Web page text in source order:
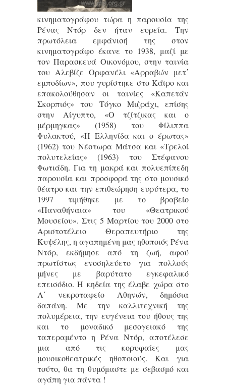
κινηματογράφου τώρα η παρουσία της
Ρένας Ντόρ δεν ήταν ευρεία. Την
πρωτόλεια εμφάνισή της στον
κινηματογράφο έκανε το 1938, μαζί με
τον Παρασκευά Οικονόμου, στην ταινία
του Αλεβίζε Ορφανέλι «Αρραβών μετ΄
εμποδίων», που γυρίστηκε στο Κάϊρο και
επακολούθησαν οι ταινίες «Καπετάν
Σκορπιός» του Τόγκο Μιζράχι, επίσης
στην Αίγυπτο, «Ο τζίτζικας και ο
μέρμηγκας» (1958) του Φίλιππα
Φυλακτού, «Η Ελληνίδα και ο έρωτας»
(1962) του Νέστωρα Μάτσα και «Τρελοί
πολυτελείας» (1963) του Στέφανου
Φωτιάδη. Για τη μακρά και πολυεπίπεδη
παρουσία και προσφορά της στο μουσικό
θέατρο και την επιθεώρηση ευρύτερα, το
1997 τιμήθηκε με το βραβείο
«Παναθήναια» του «Θεατρικού
Μουσείου». Στις 5 Μαρτίου του 2000 στο
Αριστοτέλειο Θεραπευτήριο της
Κυψέλης, η αγαπημένη μας ηθοποιός Ρένα
Ντόρ, εκδήμησε από τη ζωή, αφού
πρωτίστως ενοσηλεύετο για πολλούς
μήνες με βαρύτατο εγκεφαλικό
επεισόδιο. Η κηδεία της έλαβε χώρα στο
Α΄ νεκροταφείο Αθηνών, δημόσια
δαπάνη. Με την καλλιτεχνική της
πολυμέρεια, την ευγένεια του ήθους της
και το μοναδικό μεσογειακό της
ταπεραμέντο η Ρένα Ντόρ, αποτέλεσε
μια από τις κορυφαίες μας
μουσικοθεατρικές ηθοποιούς. Και για
τούτο, θα τη θυμόμαστε με σεβασμό και
αγάπη για πάντα !